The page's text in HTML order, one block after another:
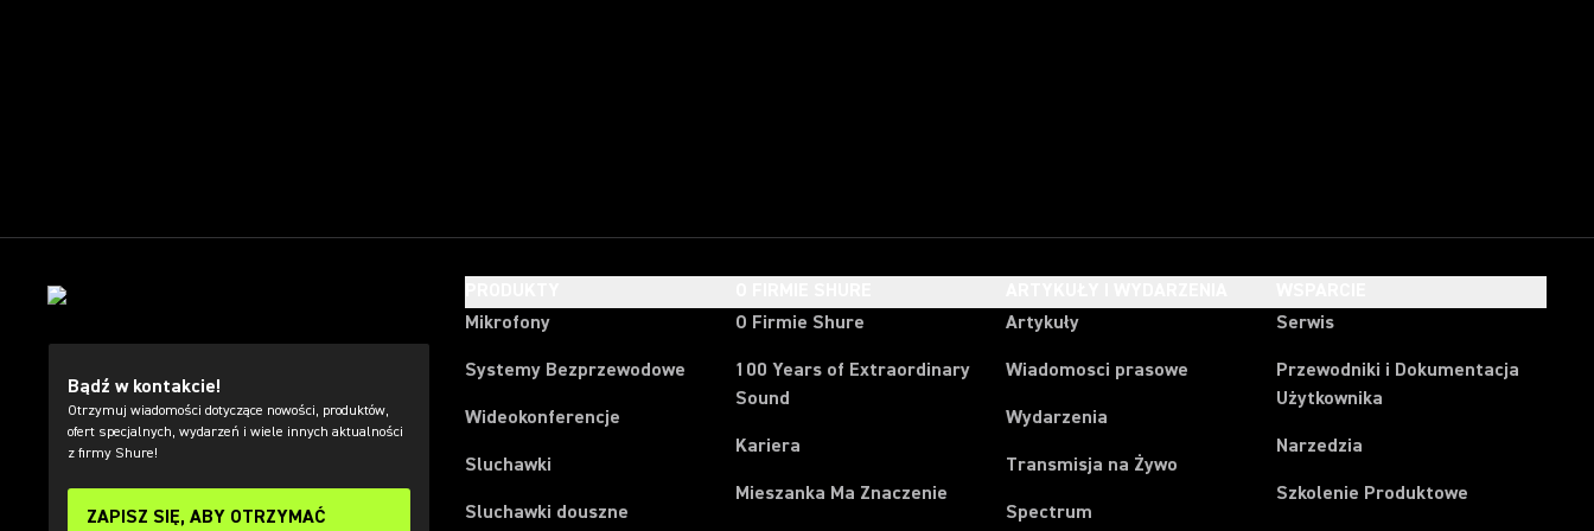
Bądź w kontakcie!
Otrzymuj wiadomości dotyczące nowości, produktów,
ofert specjalnych, wydarzeń i wiele innych aktualności
z firmy Shure!
ZAPISZ SIĘ, ABY OTRZYMAĆ
Mikrofony
Systemy Bezprzewodowe
Wideokonferencje
Sluchawki
Sluchawki douszne
O Firmie Shure
100 Years of Extraordinary
Sound
Kariera
Mieszanka Ma Znaczenie
Artykuły
Wiadomosci prasowe
Wydarzenia
Transmisja na Żywo
Spectrum
Serwis
Przewodniki i Dokumentacja
Użytkownika
Narzedzia
Szkolenie Produktowe